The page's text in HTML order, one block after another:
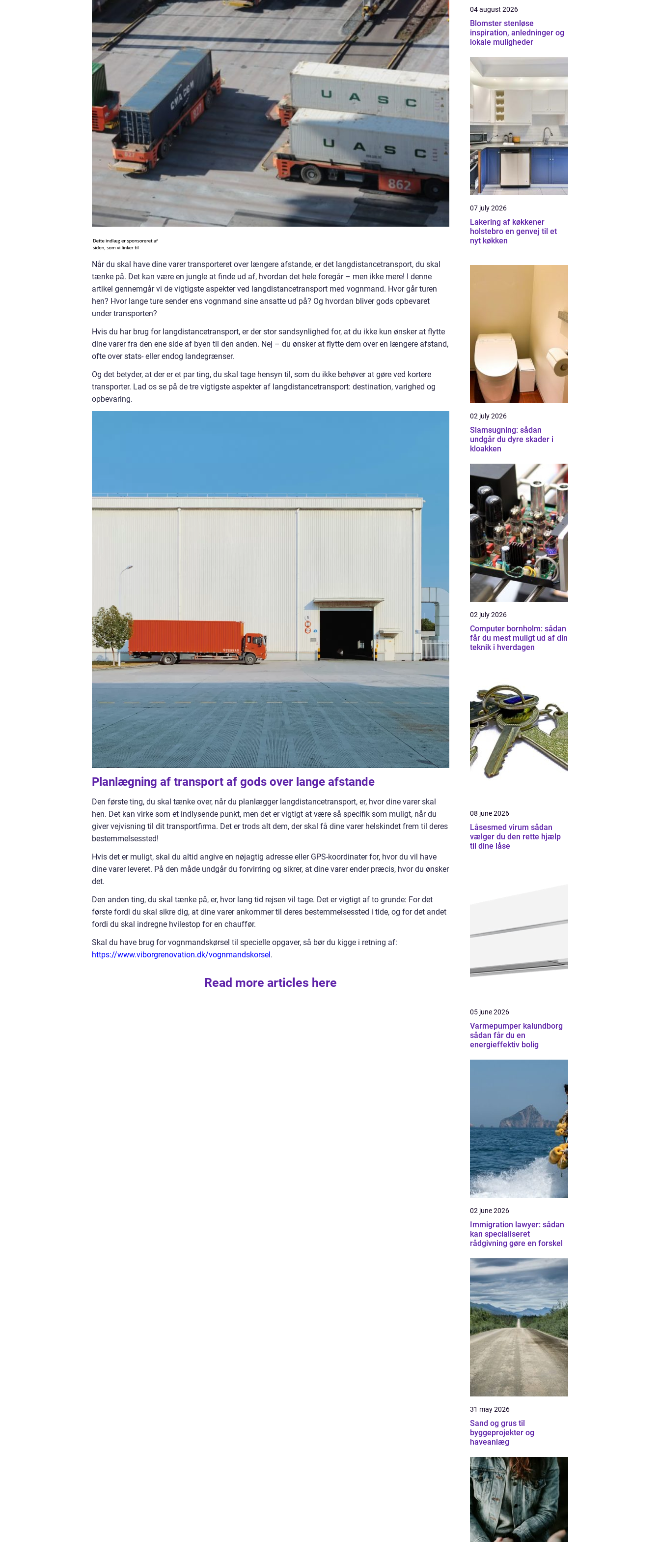
Når du skal have dine varer transporteret over længere afstande, er det langdistancetransport, du skal
tænke på. Det kan være en jungle at finde ud af, hvordan det hele foregår – men ikke mere! I denne
artikel gennemgår vi de vigtigste aspekter ved langdistancetransport med vognmand. Hvor går turen
hen? Hvor lange ture sender ens vognmand sine ansatte ud på? Og hvordan bliver gods opbevaret
under transporten?
Hvis du har brug for langdistancetransport, er der stor sandsynlighed for, at du ikke kun ønsker at flytte
dine varer fra den ene side af byen til den anden. Nej – du ønsker at flytte dem over en længere afstand,
ofte over stats- eller endog landegrænser.
Og det betyder, at der er et par ting, du skal tage hensyn til, som du ikke behøver at gøre ved kortere
transporter. Lad os se på de tre vigtigste aspekter af langdistancetransport: destination, varighed og
opbevaring.
Planlægning af transport af gods over lange afstande
Den første ting, du skal tænke over, når du planlægger langdistancetransport, er, hvor dine varer skal
hen. Det kan virke som et indlysende punkt, men det er vigtigt at være så specifik som muligt, når du
giver vejvisning til dit transportfirma. Det er trods alt dem, der skal få dine varer helskindet frem til deres
bestemmelsessted!
Hvis det er muligt, skal du altid angive en nøjagtig adresse eller GPS-koordinater for, hvor du vil have
dine varer leveret. På den måde undgår du forvirring og sikrer, at dine varer ender præcis, hvor du ønsker
det.
Den anden ting, du skal tænke på, er, hvor lang tid rejsen vil tage. Det er vigtigt af to grunde: For det
første fordi du skal sikre dig, at dine varer ankommer til deres bestemmelsessted i tide, og for det andet
fordi du skal indregne hvilestop for en chauffør.
Skal du have brug for vognmandskørsel til specielle opgaver, så bør du kigge i retning af:
https://www.viborgrenovation.dk/vognmandskorsel.
Read more articles here
04 august 2026
Blomster stenløse
inspiration, anledninger og
lokale muligheder
07 july 2026
Lakering af køkkener
holstebro en genvej til et
nyt køkken
02 july 2026
Slamsugning: sådan
undgår du dyre skader i
kloakken
02 july 2026
Computer bornholm: sådan
får du mest muligt ud af din
teknik i hverdagen
08 june 2026
Låsesmed virum sådan
vælger du den rette hjælp
til dine låse
05 june 2026
Varmepumper kalundborg
sådan får du en
energieffektiv bolig
02 june 2026
Immigration lawyer: sådan
kan specialiseret
rådgivning gøre en forskel
31 may 2026
Sand og grus til
byggeprojekter og
haveanlæg